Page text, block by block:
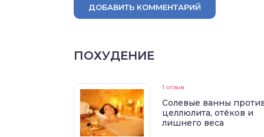
ДОБАВИТЬ КОММЕНТАРИЙ
ПОХУДЕНИЕ
1 отзыв
Солевые ванны
целлюлита, отёков и
лишнего веса